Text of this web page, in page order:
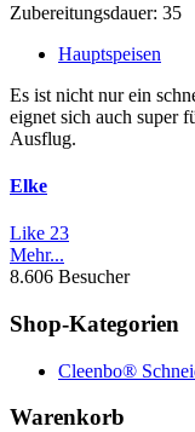
Zubereitungsdauer: 35
Hauptspeisen
Es ist nicht nur ein
eignet sich auch super
Ausflug.
Elke
Like 23
Mehr...
8.606 Besucher
Shop-Kategorien
Cleenbo®
Warenkorb